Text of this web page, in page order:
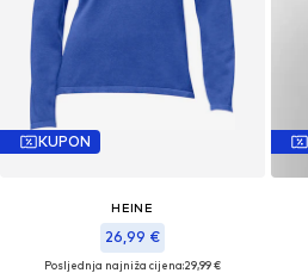
KUPON
HEINE
26,99 €
Posljednja najniža cijena:29,99 €